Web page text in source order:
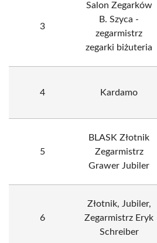
3
Salon Zegarków
B. Szyca -
zegarmistrz
zegarki biżuteria
4 Kardamo
5
BLASK Złotnik
Zegarmistrz
Grawer Jubiler
6
Złotnik, Jubiler,
Zegarmistrz Eryk
Schreiber